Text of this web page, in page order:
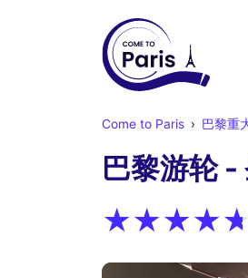
Come to Paris 巴黎重
巴黎游轮